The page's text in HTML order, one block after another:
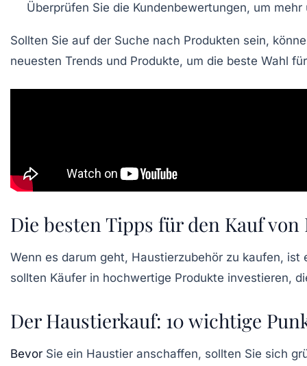
Überprüfen Sie die Kundenbewertungen, um mehr
Sollten Sie auf der Suche nach Produkten sein,
neuesten Trends und Produkte, um die beste Wahl
Die besten Tipps für den Kauf
Wenn es darum geht, Haustierzubehör zu kaufen, ist
sollten Käufer in hochwertige Produkte investieren,
Der Haustierkauf: 10 wichtige
Bevor Sie ein Haustier anschaffen, sollten Sie sich